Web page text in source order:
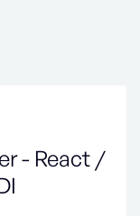
- React /